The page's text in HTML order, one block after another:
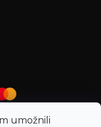
umožnili